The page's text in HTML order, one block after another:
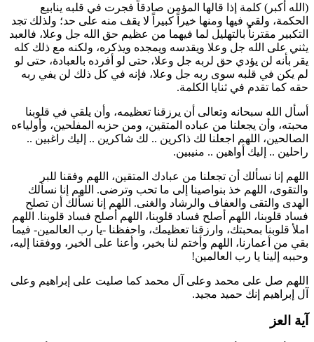
(الله أكبر) كلمة إذا قالها المؤمن صادقاً فجرت في قلبه ينابيع
الحكمة، ولقي فيها ومنها خيراً كبيراً لا يقف منه على حد؛ ولذلك تجد
التكبير مقترناً بالتهليل لما فيهما من عظيم حق الله جل وعلا، فالعبد
يثني على الله جل وعلا ويقدسه ويمجده ويذكره، ولكنه مع ذلك كله
يقر بأنه لن يؤدي حق لربه جل وعلا، حتى لو أفرده بالعبادة، حتى لو
لم يكن في قلبه سوى ربه جل وعلا، فإنه في كل ذلك لن يفي ربه
حقه كما تقدم في ثنايا الكلمة.
أسأل الله سبحانه وتعالى أن يرزقنا تعظيمه، وأن يلقي في قلوبنا
محبته، وأن يجعلنا من عباده المتقين، ومن حزبه المفلحين، وأولياءه
الصالحين، اللهم اجعلنا لك ذاكرين .. لك شاكرين .. إليك راغبين ..
راحلين .. إليك أواهين .. منيبين.
اللهم إنا نسألك أن تجعلنا من عبادك المتقين، اللهم وفقنا للبر
والتقوى، اللهم خذ بنواصينا إلى ما تحب وترضى. اللهم إنا نسألك
الهدى والتقى والعفاف والرشاد والغنى. اللهم إنا نسألك أن تصلح
فساد قلوبنا، اللهم أصلح فساد قلوبنا، اللهم أصلح فساد قلوبنا. اللهم
املأ قلوبنا بمحبتك، وارزقنا تعظيمك، واحفظنا -يا رب العالمين- فيما
بقي من أعمارنا، اللهم وأختم لنا بخير، وأعنا على الخير، ووفقنا إليه،
وحببه إلينا يا رب العالمين!
اللهم صل على محمد وعلى آل محمد كما صليت على إبراهيم وعلى
آل إبراهيم إنك حميد مجيد.
آية العز